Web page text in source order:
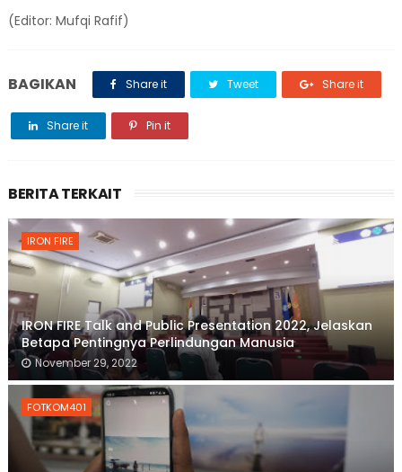
(Editor: Mufqi Rafif)
BAGIKAN Share it Tweet Share it
Share it Pin it
BERITA TERKAIT
IRON FIRE
IRON FIRE Talk and Public Presentation 2022, Jelaskan
Betapa Pentingnya Perlindungan Manusia
November 29, 2022
FOTKOM401